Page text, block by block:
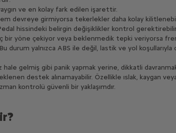
ve en kolay fark edilen işarettir.
devreye girmiyorsa tekerlekler daha kolay
hissindeki belirgin değişiklikler kontrol
bir yöne çekiyor veya beklenmedik tepki veriyorsa
Bu durum yalnızca ABS ile değil, lastik ve yol koşullarıyla
gelmiş gibi panik yapmak yerine, dikkatli
destek alınamayabilir. Özellikle ıslak, kaygan
kontrolü güvenli bir yaklaşımdır.